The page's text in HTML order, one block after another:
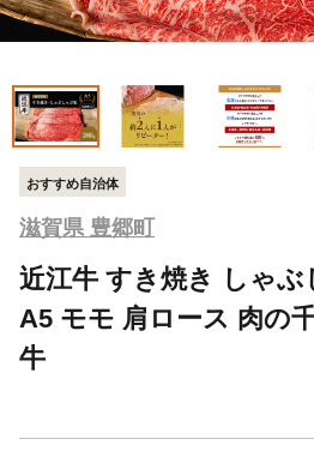
おすすめ自治体
滋賀県 豊郷町
近江牛 すき焼き しゃぶ
A5 モモ 肩ロース 肉の
牛